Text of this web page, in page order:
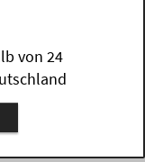
von 24